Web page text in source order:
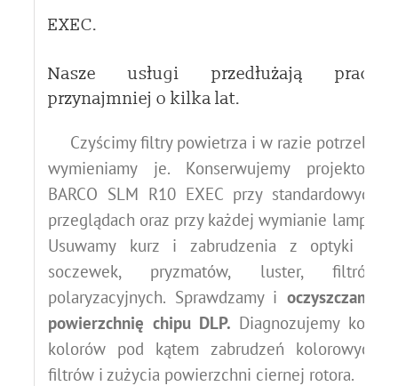
EXEC.
Nasze usługi przedłużają pracę
przynajmniej o kilka lat.
Czyścimy filtry powietrza i w razie potrzeby
wymieniamy je.
Konserwujemy projektory
BARCO SLM R10 EXEC przy standardowych
przeglądach oraz przy każdej wymianie lampy.
Usuwamy kurz i zabrudzenia z optyki –
soczewek, pryzmatów, luster, filtrów
polaryzacyjnych. Sprawdzamy i oczyszczamy
powierzchnię chipu DLP. Diagnozujemy koła
kolorów pod kątem zabrudzeń kolorowych
filtrów i zużycia powierzchni ciernej rotora.